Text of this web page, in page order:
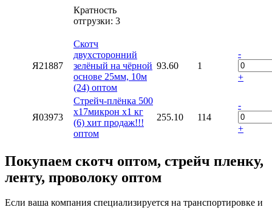
Кратность
отгрузки: 3
Я21887
Скотч
двухсторонний
зелёный на чёрной
основе 25мм, 10м
(24) оптом
93.60 1
-
+
Я03973
Стрейч-плёнка 500
х17микрон х1 кг
(6) хит продаж!!!
оптом
255.10 114
-
+
Покупаем скотч оптом, стрейч пленку,
ленту, проволоку оптом
Если ваша компания специализируется на транспортировке и